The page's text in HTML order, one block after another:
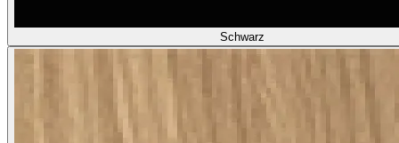
Schwarz